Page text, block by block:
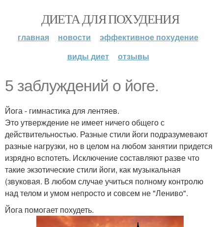
ДИЕТА ДЛЯ ПОХУДЕНИЯ
главная новости
эффективное похудение
виды диет
отзывы
5 заблуждений о йоге.
Йога - гимнастика для лентяев.
Это утверждение не имеет ничего общего с
действительностью. Разные стили йоги подразумевают
разные нагрузки, но в целом на любом занятии придется
изрядно вспотеть. Исключение составляют разве что
такие экзотические стили йоги, как музыкальная
(звуковая. В любом случае учиться полному контролю
над телом и умом непросто и совсем не "Лениво".
Йога помогает похудеть.